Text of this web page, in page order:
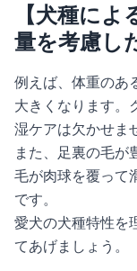
【犬種に
量を考慮し
例えば、体重のあ
大きくなります。
湿ケアは欠かせま
また、足裏の毛が
毛が肉球を覆って
です。
愛犬の犬種特性を
てあげましょう。